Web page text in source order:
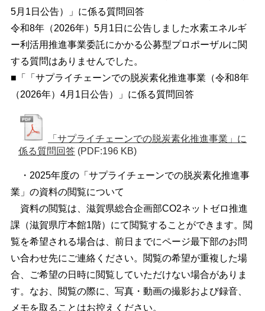
5月1日公告）」に係る質問回答
令和8年（2026年）5月1日に公告しました水素エネルギ
ー利活用推進事業委託にかかる公募型プロポーザルに関
する質問はありませんでした。
■「「サプライチェーンでの脱炭素化推進事業（令和8年
（2026年）4月1日公告）」に係る質問回答
「サプライチェーンでの脱炭素化推進事業」に
係る質問回答 (PDF:196 KB)
・2025年度の「サプライチェーンでの脱炭素化推進事
業」の資料の閲覧について
資料の閲覧は、滋賀県総合企画部CO2ネットゼロ推進
課（滋賀県庁本館1階）にて閲覧することができます。閲
覧を希望される場合は、前日までにページ最下部のお問
い合わせ先にご連絡ください。閲覧の希望が重複した場
合、ご希望の日時に閲覧していただけない場合がありま
す。なお、閲覧の際に、写真・動画の撮影および録音、
メモを取ることはお控えください。